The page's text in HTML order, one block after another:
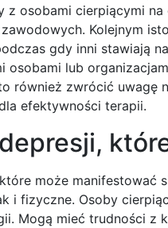
z osobami cierpiącymi
Kolejnym
gdy inni stawiają
osobami lub
również zwrócić uwagę
efektywności terapii.
może
i fizyczne. Osoby
Mogą mieć trudności z